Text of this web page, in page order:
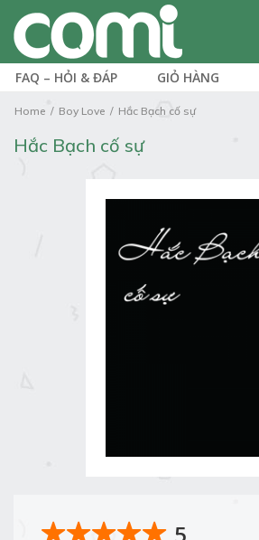
FAQ – HỎI & ĐÁP GIỎ HÀNG
Home Boy Love Hắc Bạch cố sự
Hắc Bạch cố sự